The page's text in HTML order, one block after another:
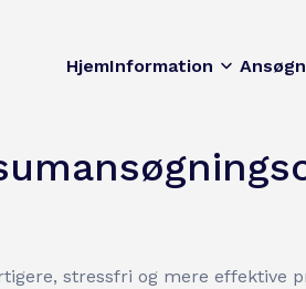
HjemInformation
stressfri og mere effektive